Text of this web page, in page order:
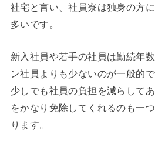
社宅と言い、社員寮は独身の方
多いです。
新入社員や若手の社員は勤続年
ン社員よりも少ないのが一般的
少しでも社員の負担を減らして
をかなり免除してくれるのも一
ります。